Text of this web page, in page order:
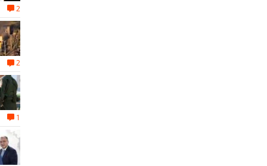
2
2
1